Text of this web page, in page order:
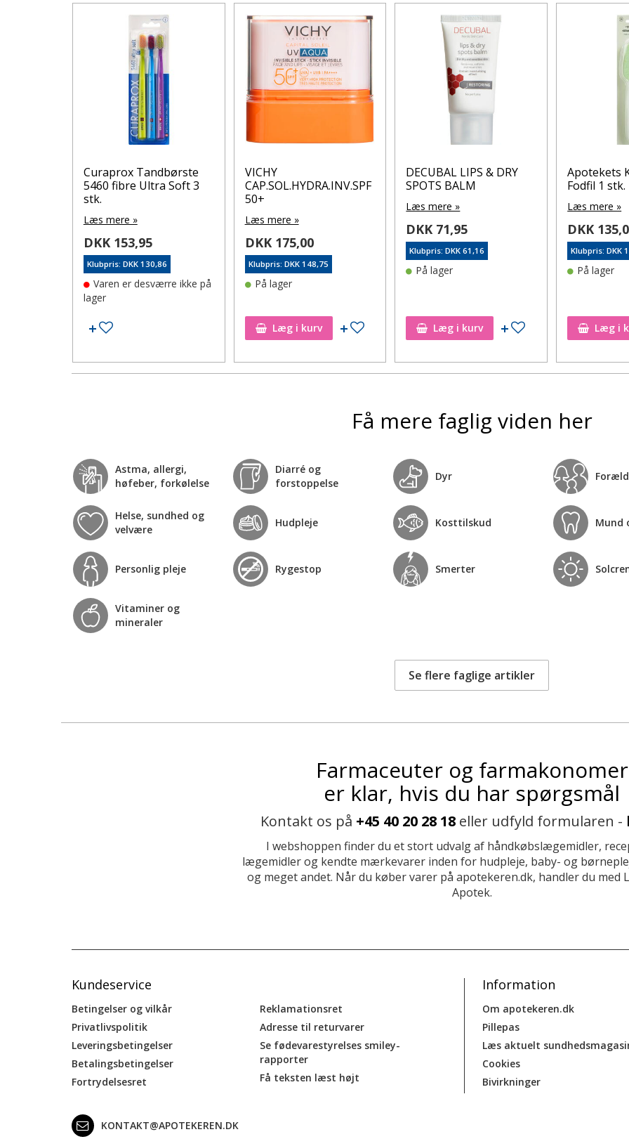
Tilføj til ønskeseddel
Curaprox Tandbørste
5460 fibre Ultra Soft 3
stk.
Læs mere »
DKK 153,95
Klubpris: DKK 130,86
Varen er desværre ikke på
lager
Tilføj til ønskeseddel
VICHY
CAP.SOL.HYDRA.INV.SPF
50+
Læs mere »
DKK 175,00
Klubpris: DKK 148,75
På lager
Læg i kurv Tilføj til ønskeseddel
DECUBAL LIPS & DRY
SPOTS BALM
Læs mere »
DKK 71,95
Klubpris: DKK 61,16
På lager
Læg i kurv Tilføj til ønskeseddel
Apotekets
Fodfil 1 stk.
Læs mere »
DKK
Klubpris: DKK
På lager
Læg i
Få mere faglig viden her
Astma, allergi,
høfeber, forkølelse
Diarré og
forstoppelse
Dyr
Helse, sundhed og
velvære
Hudpleje Kosttilskud Mund
Personlig pleje Rygestop Smerter
Vitaminer og
mineraler
Se flere faglige artikler
Farmaceuter og farmakonomer
er klar, hvis du har spørgsmål
Kontakt os på +45 40 20 28 18 eller udfyld formularen -
I webshoppen finder du et stort udvalg af håndkøbslægemidler,
lægemidler og kendte mærkevarer inden for hudpleje, baby- og
og meget andet. Når du køber varer på apotekeren.dk, handler du med
Apotek.
Kundeservice
Betingelser og vilkår
Privatlivspolitik
Leveringsbetingelser
Betalingsbetingelser
Fortrydelsesret
Reklamationsret
Adresse til returvarer
Se fødevarestyrelses smiley-
rapporter
Få teksten læst højt
Information
Om apotekeren.dk
Pillepas
Læs aktuelt
Cookies
Bivirkninger
KONTAKT@APOTEKEREN.DK